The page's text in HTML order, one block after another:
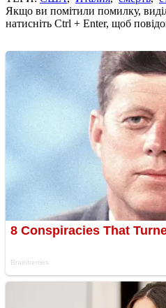
Якщо ви помітили помилку,
натисніть Ctrl + Enter, щоб